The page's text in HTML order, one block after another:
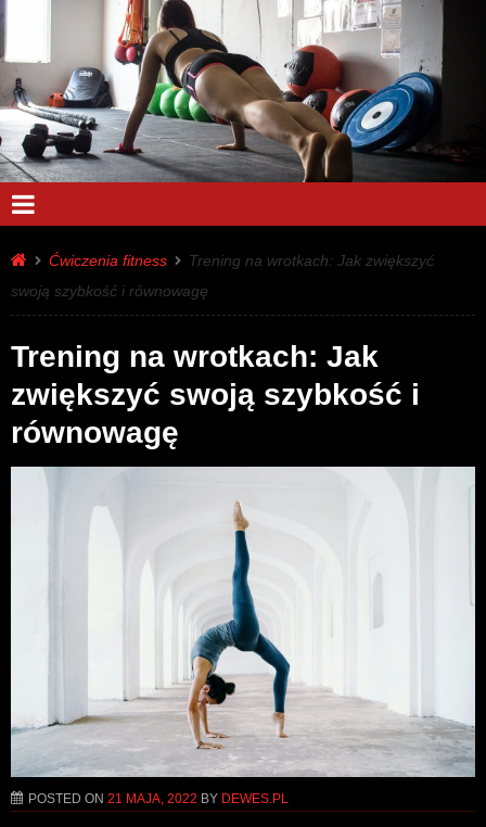
Ćwiczenia fitness
Trening na wrotkach: Jak zwiększyć
swoją szybkość i równowagę
Trening na wrotkach: Jak
zwiększyć swoją szybkość i
równowagę
POSTED ON 21 MAJA, 2022 BY DEWES.PL